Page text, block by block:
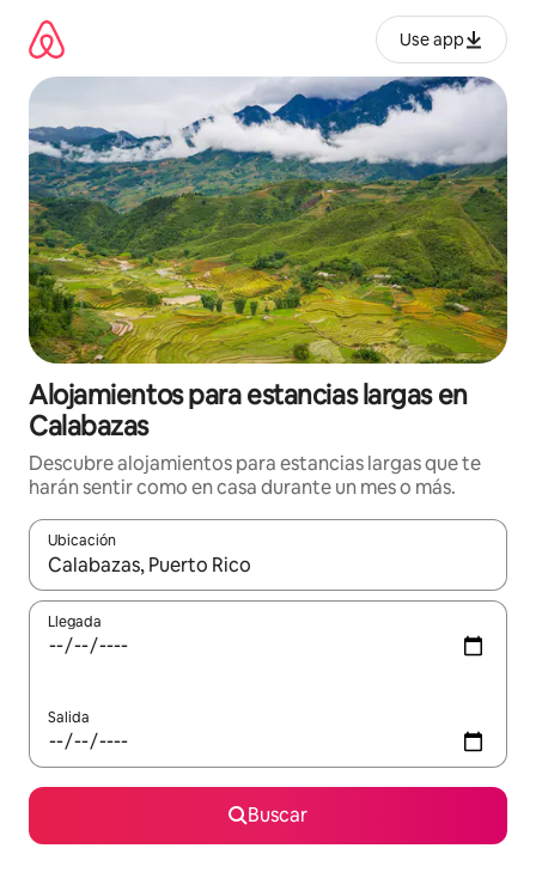
contenido
Use app
Alojamientos para estancias largas en
Calabazas
Descubre alojamientos para estancias largas que te
harán sentir como en casa durante un mes o más.
Ubicación
Cuando los resultados estén disponibles, podrás navegar
Llegada
Salida
Buscar